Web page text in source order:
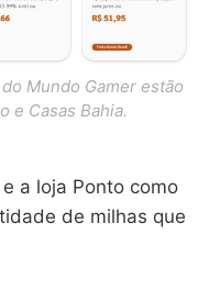
Mundo Gamer estão
e Casas Bahia.
e a loja Ponto como
de milhas que